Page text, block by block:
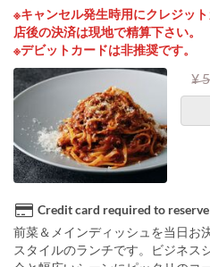
※キャンセル発生時用にクレジッ
店後の決済は現地で精算下さい。
※デビットカードは非推奨です。
¥
Credit card required to reserve
前菜＆メインディッシュを当日お
スタイルのランチです。ビジネス